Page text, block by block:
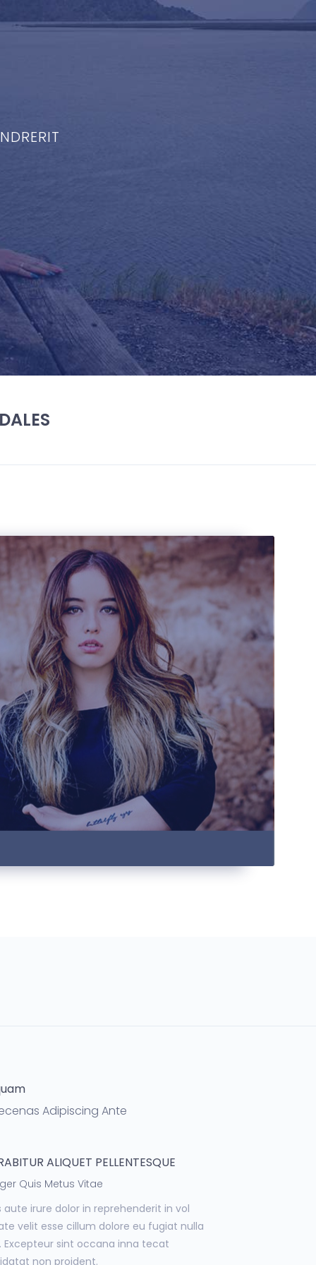
Adipiscing Ante
ALIQUET PELLENTESQUE
Quis Metus Vitae
aute irure dolor in reprehenderit in vol
velit esse cillum dolore eu fugiat nulla
Excepteur sint occana inna tecat
non proident.